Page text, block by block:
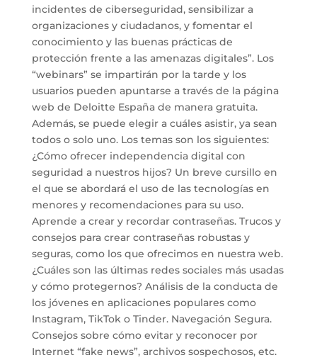
incidentes de ciberseguridad, sensibilizar a
organizaciones y ciudadanos, y fomentar el
conocimiento y las buenas prácticas de
protección frente a las amenazas digitales”. Los
“webinars” se impartirán por la tarde y los
usuarios pueden apuntarse a través de la página
web de Deloitte España de manera gratuita.
Además, se puede elegir a cuáles asistir, ya sean
todos o solo uno. Los temas son los siguientes:
¿Cómo ofrecer independencia digital con
seguridad a nuestros hijos? Un breve cursillo en
el que se abordará el uso de las tecnologías en
menores y recomendaciones para su uso.
Aprende a crear y recordar contraseñas. Trucos y
consejos para crear contraseñas robustas y
seguras, como los que ofrecimos en nuestra web.
¿Cuáles son las últimas redes sociales más usadas
y cómo protegernos? Análisis de la conducta de
los jóvenes en aplicaciones populares como
Instagram, TikTok o Tinder. Navegación Segura.
Consejos sobre cómo evitar y reconocer por
Internet “fake news”, archivos sospechosos, etc.